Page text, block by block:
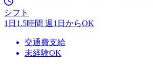
シフト
1日1.5時間 週1日からOK
交通費支給
未経験OK